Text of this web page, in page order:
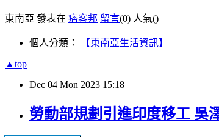
東南亞 發表在 痞客邦 留言(0) 人氣()
個人分類： 【東南亞生活資訊】
▲top
Dec 04 Mon 2023 15:18
勞動部規劃引進印度移工 吳